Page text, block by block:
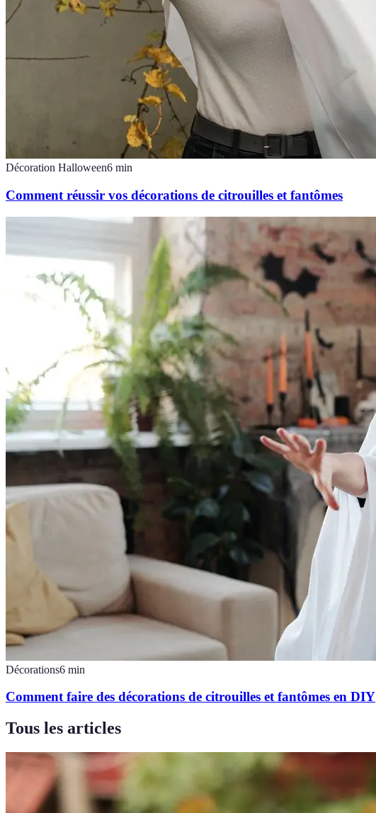
Décoration Halloween6 min
Comment réussir vos décorations de citrouilles et fantômes
Décorations6 min
Comment faire des décorations de citrouilles et fantômes en DIY
Tous les articles